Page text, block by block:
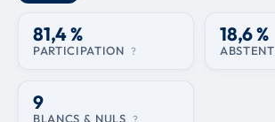
81,4 %
PARTICIPATION ?
18,6 %
9
BLANCS & NULS ?